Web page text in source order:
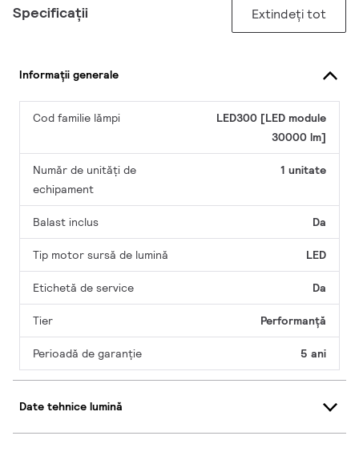
Specificații Extindeți tot
Informații generale
Cod familie lămpi
LED300 [LED module
30000 lm]
Număr de unități de
echipament
1 unitate
Balast inclus Da
Tip motor sursă de lumină LED
Etichetă de service Da
Tier Performanță
Perioadă de garanţie 5 ani
Date tehnice lumină